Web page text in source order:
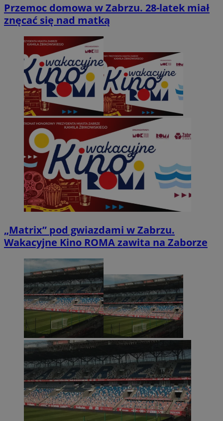
Przemoc domowa w Zabrzu. 28-latek miał
znęcać się nad matką
„Matrix” pod gwiazdami w Zabrzu.
Wakacyjne Kino ROMA zawita na Zaborze